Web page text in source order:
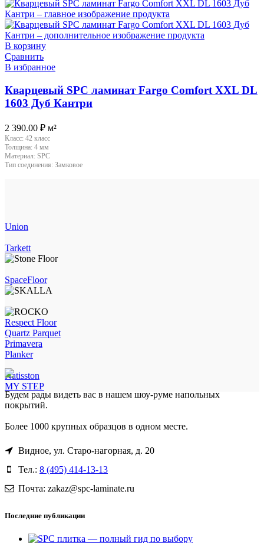
В корзину
Сравнить
В избранное
Кварцевый SPC ламинат Fargo Comfort XXL DL
1603 Дуб Кантри
2 390.00 ₽ м²
Класс: 42 класс
Толщина: 4 мм
Материал: SPC
Тип соединения: Замковое
Union
Tarkett
SpaceFloor
Respect Floor
Quartz Parquet
Primavera
Planker
Natisston
MY STEP
Будем рады видеть вас в нашем шоу-руме напольных
покрытий.
Более 1000 крупных образцов в одном месте.
Видное, ул. Старо-нагорная, д. 20
Тел.: 8 (495) 414-13-13
Почта: zakaz@spc-laminate.ru
Последние публикации